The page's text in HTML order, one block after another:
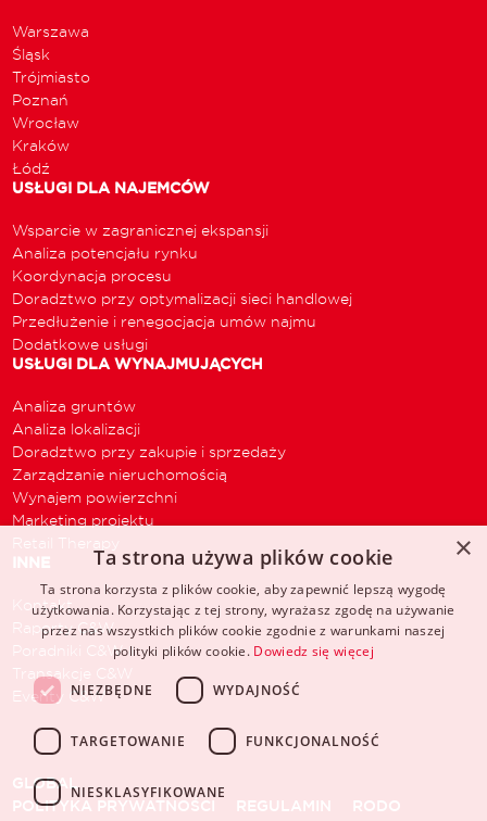
Warszawa
Śląsk
Trójmiasto
Poznań
Wrocław
Kraków
Łódź
USŁUGI DLA NAJEMCÓW
Wsparcie w zagranicznej ekspansji
Analiza potencjału rynku
Koordynacja procesu
Doradztwo przy optymalizacji sieci handlowej
Przedłużenie i renegocjacja umów najmu
Dodatkowe usługi
USŁUGI DLA WYNAJMUJĄCYCH
Analiza gruntów
Analiza lokalizacji
Doradztwo przy zakupie i sprzedaży
Zarządzanie nieruchomością
Wynajem powierzchni
Marketing projektu
Retail Therapy
INNE
Kontakt
Raporty C&W
Poradniki C&W
Transakcje C&W
Eventy C&W
GLOBAL
POLITYKA PRYWATNOŚCI
REGULAMIN RODO
×
Ta strona używa plików cookie
Ta strona korzysta z plików cookie, aby zapewnić lepszą wygodę
użytkowania. Korzystając z tej strony, wyrażasz zgodę na używanie
przez nas wszystkich plików cookie zgodnie z warunkami naszej
polityki plików cookie. Dowiedz się więcej
NIEZBĘDNE WYDAJNOŚĆ
TARGETOWANIE FUNKCJONALNOŚĆ
NIESKLASYFIKOWANE